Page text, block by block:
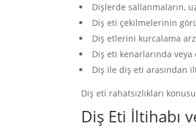
Dişlerde sallanmaların,
Diş eti çekilmelerinin
Diş etlerini kurcalama
Diş eti kenarlarında
Diş ile diş eti arasından
Diş eti rahatsızlıkları
Diş Eti İltihabı